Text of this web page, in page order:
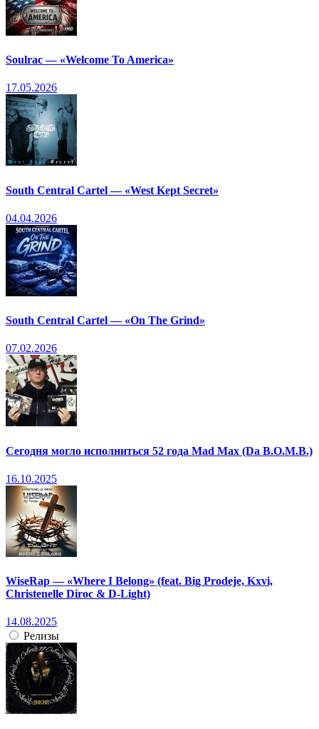
Soulrac — «Welcome To America»
17.05.2026
South Central Cartel — «West Kept Secret»
04.04.2026
South Central Cartel — «On The Grind»
07.02.2026
Сегодня могло исполниться 52 года Mad Max (Da B.O.M.B.)
16.10.2025
WiseRap — «Where I Belong» (feat. Big Prodeje, Kxvi,
Christenelle Diroc & D-Light)
14.08.2025
Релизы